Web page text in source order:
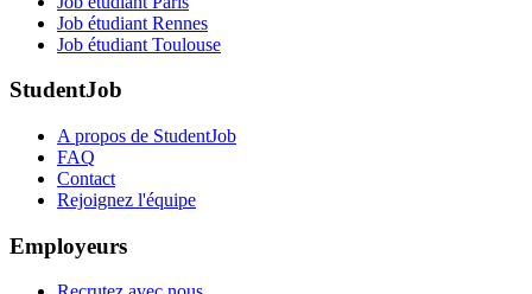
Job étudiant Rennes
Job étudiant Toulouse
StudentJob
A propos de StudentJob
FAQ
Contact
Rejoignez l'équipe
Employeurs